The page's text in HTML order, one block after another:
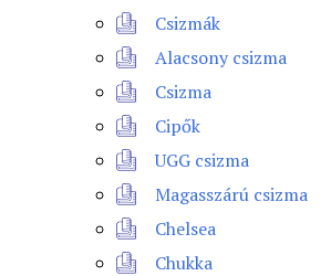
Csizmák
Alacsony csizma
Csizma
Cipők
UGG csizma
Magasszárú csizma
Chelsea
Chukka